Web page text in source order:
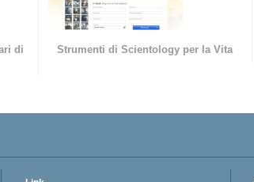
di
Strumenti di Scientology per la Vita